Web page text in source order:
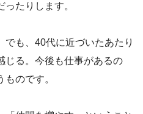
たりします。
でも、40代に近づいたあたり
じる。今後も仕事があるの
のです。